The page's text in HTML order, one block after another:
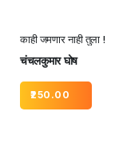
काही जमणार नाही तुला !
चंचलकुमार घोष
250.00